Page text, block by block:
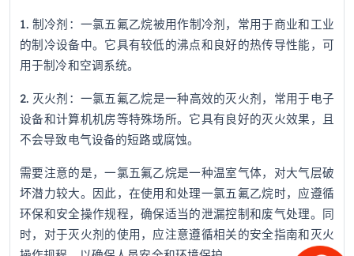
1. 制冷剂：一氯五氟乙烷被用作制冷剂，常用于商业和工业
的制冷设备中。它具有较低的沸点和良好的热传导性能，可
用于制冷和空调系统。
2. 灭火剂：一氯五氟乙烷是一种高效的灭火剂，常用于电子
设备和计算机机房等特殊场所。它具有良好的灭火效果，且
不会导致电气设备的短路或腐蚀。
需要注意的是，一氯五氟乙烷是一种温室气体，对大气层破
坏潜力较大。因此，在使用和处理一氯五氟乙烷时，应遵循
环保和安全操作规程，确保适当的泄漏控制和废气处理。同
时，对于灭火剂的使用，应注意遵循相关的安全指南和灭火